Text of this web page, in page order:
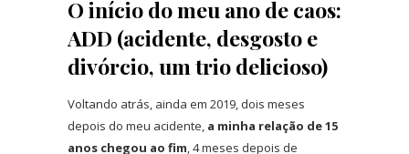
O início do meu ano de caos:
ADD (acidente, desgosto e
divórcio, um trio delicioso)
Voltando atrás, ainda em 2019, dois meses
depois do meu acidente, a minha relação de 15
anos chegou ao fim, 4 meses depois de